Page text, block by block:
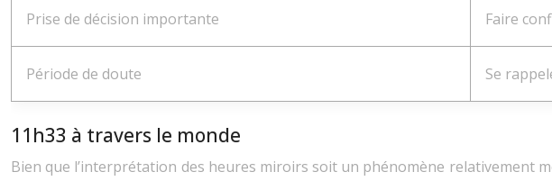
Prise de décision importante Faire
Période de doute Se
11h33 à travers le monde
Bien que l’interprétation des heures miroirs soit un phénomène relativement